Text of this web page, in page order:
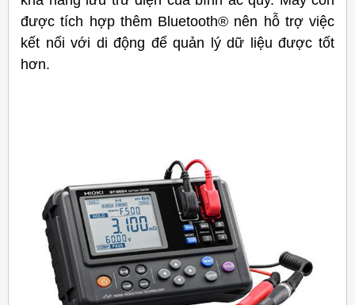
được tích hợp thêm Bluetooth® nên hỗ trợ việc
kết nối với di động để quản lý dữ liệu được tốt
hơn.